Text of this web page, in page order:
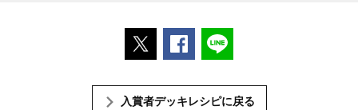
ポストするFacebookでシェアする
入賞者デッキレシピに戻る